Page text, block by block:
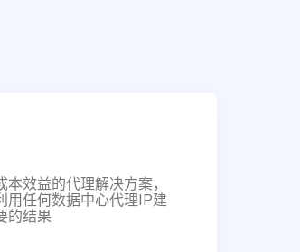
效益的代理解决方案，
用任何数据中心代理IP建
的结果